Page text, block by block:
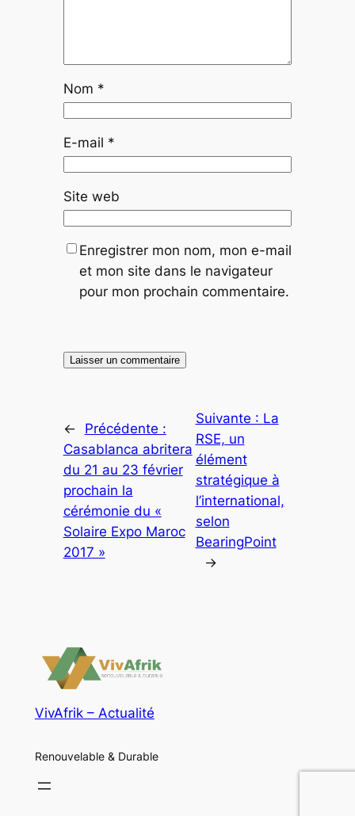
Nom *
E-mail *
Site web
Enregistrer mon nom, mon e-mail
et mon site dans le navigateur
pour mon prochain commentaire.
←
Précédente :
Casablanca abritera
du 21 au 23 février
prochain la
cérémonie du «
Solaire Expo Maroc
2017 »
Suivante : La
RSE, un
élément
stratégique à
l’international,
selon
BearingPoint
→
VivAfrik – Actualité
Renouvelable & Durable